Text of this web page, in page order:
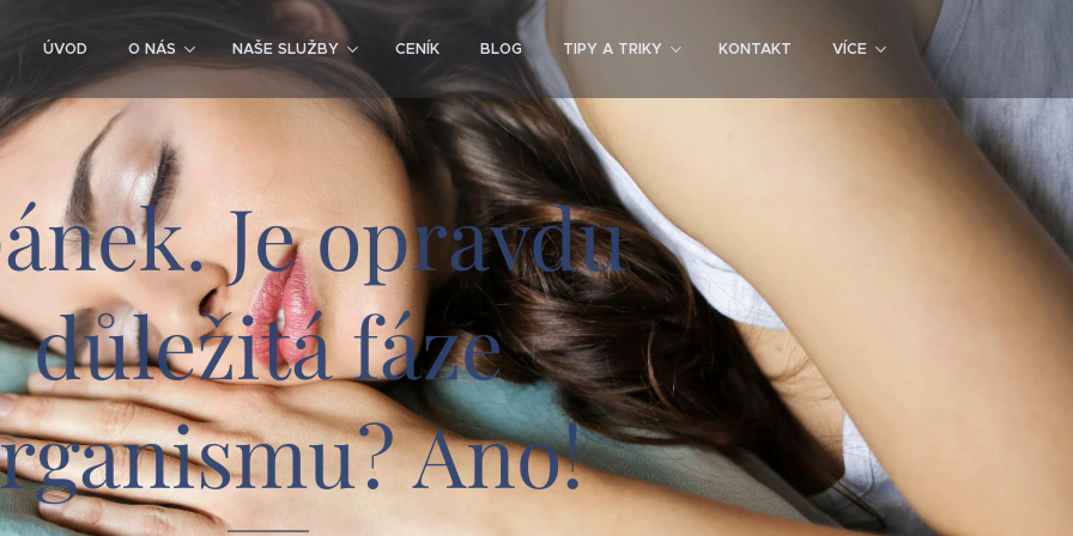
ÚVOD O NÁS NAŠE SLUŽBY CENÍK BLOG TIPY A TRIKY KONTAKT VÍCE
Je opravdu
důležitá fáze
Ano!